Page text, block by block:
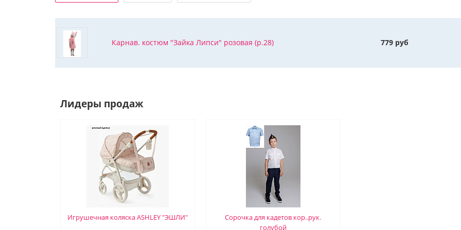
Карнав. костюм "Зайка Липси" розовая (р.28) 779 руб
Лидеры продаж
Игрушечная коляска ASHLEY "ЭШЛИ"
Сорочка для кадетов кор..рук.
голубой